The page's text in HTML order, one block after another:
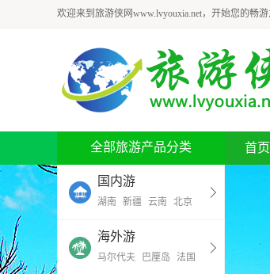
欢迎来到旅游侠网www.lvyouxia.net，开始您的畅游
全部旅游产品分类
国内游
湖南 新疆 云南 北京
海外游
马尔代夫 巴厘岛 法国
首页